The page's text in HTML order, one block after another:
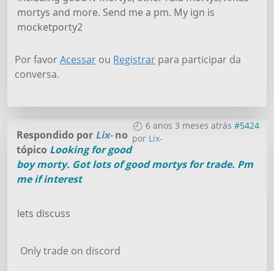
mortys and more. Send me a pm. My ign is
mocketporty2
Por favorAcessar ou Registrar para participar da
conversa.
6 anos 3 meses atrás #5424
por Lix-
Respondido por Lix-no
tópico Looking for good
boy morty. Got lots of good mortys for trade. Pm
me if interest
lets discuss
Only trade on discord